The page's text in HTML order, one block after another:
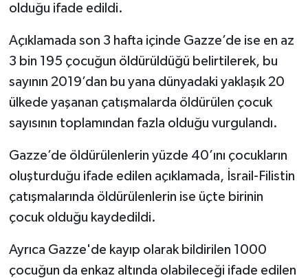
olduğu ifade edildi.
Açıklamada son 3 hafta içinde Gazze’de ise en az
3 bin 195 çocuğun öldürüldüğü belirtilerek, bu
sayının 2019’dan bu yana dünyadaki yaklaşık 20
ülkede yaşanan çatışmalarda öldürülen çocuk
sayısının toplamından fazla olduğu vurgulandı.
Gazze’de öldürülenlerin yüzde 40’ını çocukların
oluşturduğu ifade edilen açıklamada, İsrail-Filistin
çatışmalarında öldürülenlerin ise üçte birinin
çocuk olduğu kaydedildi.
Ayrıca Gazze'de kayıp olarak bildirilen 1000
çocuğun da enkaz altında olabileceği ifade edilen